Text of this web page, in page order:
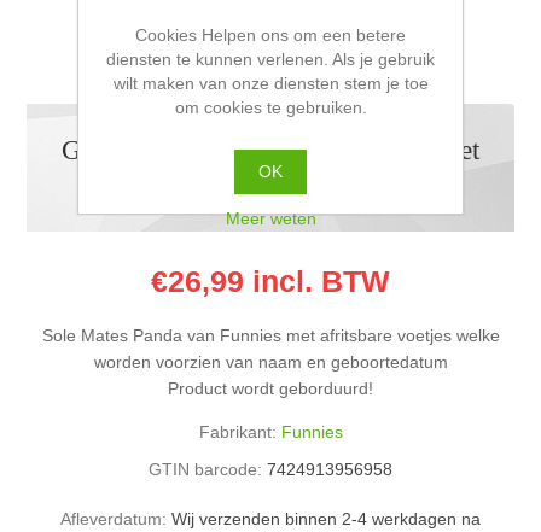
Geboortebeer Panda geborduurd met
Naam en datum
€26,99 incl. BTW
Sole Mates Panda van Funnies met afritsbare voetjes welke
worden voorzien van naam en geboortedatum
Product wordt geborduurd!
Fabrikant: Funnies
GTIN barcode: 7424913956958
Afleverdatum: Wij verzenden binnen 2-4 werkdagen na
Cookies Helpen ons om een betere
diensten te kunnen verlenen. Als je gebruik
wilt maken van onze diensten stem je toe
om cookies te gebruiken.
OK
Meer weten